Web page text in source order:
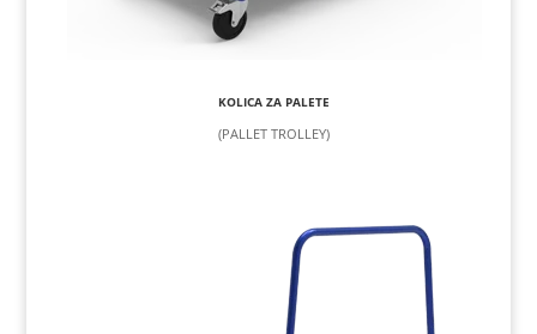
KOLICA ZA PALETE
(PALLET TROLLEY)